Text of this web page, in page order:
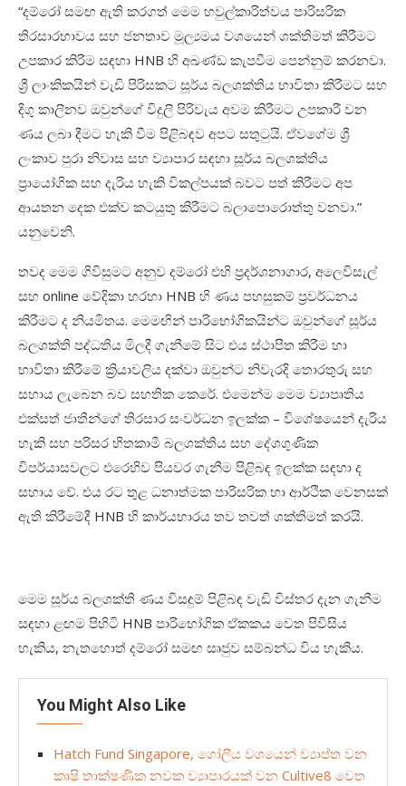
“දම්රෝ සමඟ ඇති කරගත් මෙම හවුල්කාරිත්වය පාරිසරික
තිරසාරභාවය සහ ජනතාව මූල්‍යමය වශයෙන් ශක්තිමත් කිරීමට
උපකාර කිරීම සඳහා HNB හි අඛණ්ඩ කැපවීම පෙන්නුම් කරනවා.
ශ්‍රී ලාංකිකයින් වැඩි පිරිසකට සූර්ය බලශක්තිය භාවිතා කිරීමට සහ
දිගු කාලීනව ඔවුන්ගේ විදුලි පිරිවැය අවම කිරීමට උපකාරී වන
ණය ලබා දීමට හැකි වීම පිළිබඳව අපට සතුටුයි. ඒවගේම ශ්‍රී
ලංකාව පුරා නිවාස සහ ව්‍යාපාර සඳහා සූර්ය බලශක්තිය
ප්‍රායෝගික සහ දැරිය හැකි විකල්පයක් බවට පත් කිරීමට අප
ආයතන දෙක එක්ව කටයුතු කිරීමට බලාපොරොත්තු වනවා.”
යනුවෙනි.
තවද මෙම ගිවිසුමට අනුව දම්රෝ එහි ප්‍රදර්ශනාගාර, අලෙවිසැල්
සහ online වේදිකා හරහා HNB හි ණය පහසුකම් ප්‍රවර්ධනය
කිරීමට ද නියමිතය. මෙමඟින් පාරිභෝගිකයින්ට ඔවුන්ගේ සූර්ය
බලශක්ති පද්ධතිය මිලදී ගැනීමේ සිට එය ස්ථාපිත කිරීම හා
භාවිතා කිරීමේ ක්‍රියාවලිය දක්වා ඔවුන්ට නිවැරදි තොරතුරු සහ
සහාය ලැබෙන බව සහතික කෙරේ. එමෙන්ම මෙම ව්‍යාපෘතිය
එක්සත් ජාතීන්ගේ තිරසාර සංවර්ධන ඉලක්ක – විශේෂයෙන් දැරිය
හැකි සහ පරිසර හිතකාමී බලශක්තිය සහ දේශගුණික
විපර්යාසවලට එරෙහිව පියවර ගැනීම පිළිබඳ ඉලක්ක සඳහා ද
සහාය වේ. එය රට තුළ ධනාත්මක පාරිසරික හා ආර්ථික වෙනසක්
ඇති කිරීමේදී HNB හි කාර්යභාරය තව තවත් ශක්තිමත් කරයි.
මෙම සූර්ය බලශක්ති ණය විසඳුම් පිළිබඳ වැඩි විස්තර දැන ගැනීම
සඳහා ළඟම පිහිටි HNB පාරිභෝගික ඒකකය වෙත පිවිසිය
හැකිය, නැතහොත් දම්රෝ සමඟ සෘජුව සම්බන්ධ විය හැකිය.
You Might Also Like
Hatch Fund Singapore, ගෝලීය වශයෙන් ව්‍යාප්ත වන
කෘෂි තාක්ෂණික නවක ව්‍යාපාරයක් වන Cultive8 වෙත